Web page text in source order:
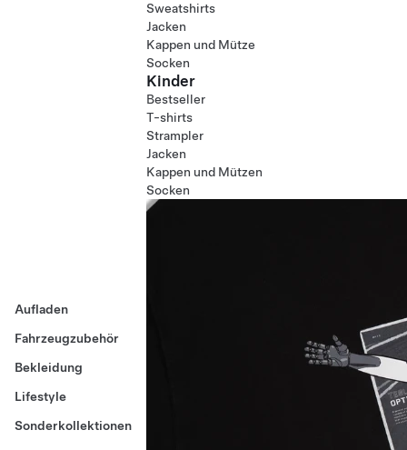
Aufladen
Fahrzeugzubehör
Bekleidung
Lifestyle
Sonderkollektionen
Sweatshirts
Jacken
Kappen und Mütze
Socken
Kinder
Bestseller
T-shirts
Strampler
Jacken
Kappen und Mützen
Socken